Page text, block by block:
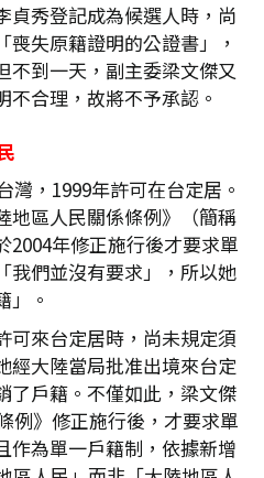
貞秀登記成為候選人時，尚
失原籍證明的公證書」，
不到一天，副主委梁文傑又
合理，故將不予承認。
灣，1999年許可在台定居。
地區人民關係條例》（簡稱
2004年修正施行後才要求單
我們並沒有要求」，所以她
」。
可來台定居時，尚未規定須
經大陸當局批准出境來台定
了戶籍。不僅如此，梁文傑
例》修正施行後，才要求單
作為單一戶籍制，依據新增